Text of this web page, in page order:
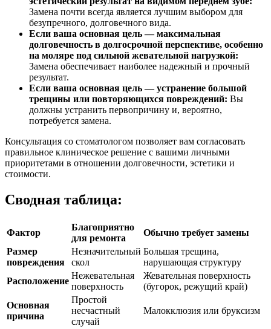
Замена почти всегда является лучшим выбором для
безупречного, долговечного вида.
Если ваша основная цель — максимальная
долговечность в долгосрочной перспективе, особенно
на моляре под сильной жевательной нагрузкой:
Замена обеспечивает наиболее надежный и прочный
результат.
Если ваша основная цель — устранение большой
трещины или повторяющихся повреждений: Вы
должны устранить первопричину и, вероятно,
потребуется замена.
Консультация со стоматологом позволяет вам согласовать
правильное клиническое решение с вашими личными
приоритетами в отношении долговечности, эстетики и
стоимости.
Сводная таблица:
Фактор
Благоприятно
для ремонта
Обычно требует замены
Размер
повреждения
Незначительный
скол
Большая трещина,
нарушающая структуру
Расположение
Нежевательная
поверхность
Жевательная поверхность
(бугорок, режущий край)
Основная
причина
Простой
несчастный
случай
Малокклюзия или бруксизм